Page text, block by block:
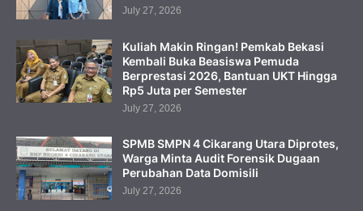
July 27, 2026
Kuliah Makin Ringan! Pemkab Bekasi
Kembali Buka Beasiswa Pemuda
Berprestasi 2026, Bantuan UKT Hingga
Rp5 Juta per Semester
July 27, 2026
SPMB SMPN 4 Cikarang Utara Diprotes,
Warga Minta Audit Forensik Dugaan
Perubahan Data Domisili
July 27, 2026